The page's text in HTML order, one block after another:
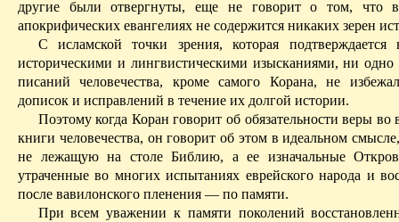
другие были отвергнуты, еще не говорит о том, что в
апокрифических евангелиях не содержится никаких зерен
С исламской точки зрения, которая подтверждается
историческими и лингвистическими изысканиями, ни
писаний человечества, кроме самого Корана, не
дописок и исправлений в течение их долгой истории.
Поэтому когда Коран говорит об обязательности веры во
книги человечества, он говорит об этом в идеальном
не лежащую на столе Библию, а ее изначальные
утраченные во многих испытаниях еврейского народа и
после вавилон­ского пленения — по памяти.
При всем уважении к памяти поколений